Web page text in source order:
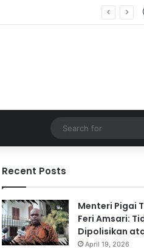
Recent Posts
Menteri Pigai
Feri Amsari:
Dipolisikan
April 19, 2026